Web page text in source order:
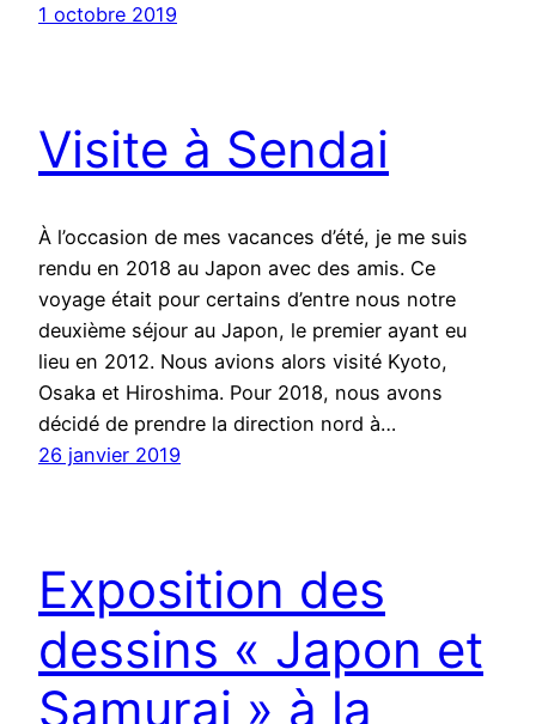
1 octobre 2019
Visite à Sendai
À l’occasion de mes vacances d’été, je me suis
rendu en 2018 au Japon avec des amis. Ce
voyage était pour certains d’entre nous notre
deuxième séjour au Japon, le premier ayant eu
lieu en 2012. Nous avions alors visité Kyoto,
Osaka et Hiroshima. Pour 2018, nous avons
décidé de prendre la direction nord à…
26 janvier 2019
Exposition des
dessins « Japon et
Samurai » à la